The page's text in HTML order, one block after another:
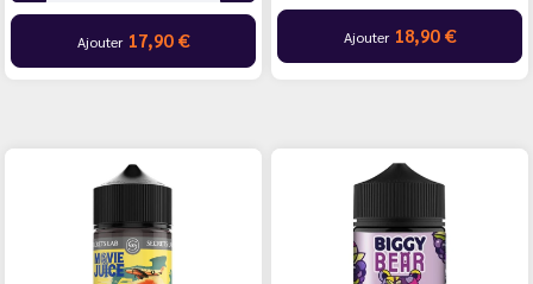
Ajouter 17,90 € Ajouter 18,90 €